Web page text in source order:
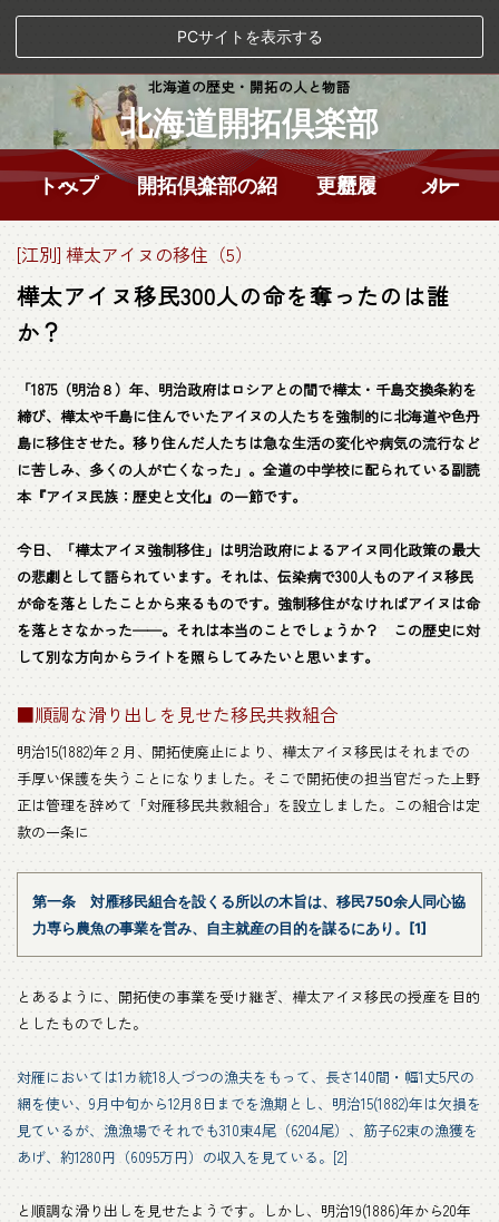
PCサイトを表示する
北海道の歴史・開拓の人と物語
北海道開拓倶楽部
トップへ 開拓倶楽部の紹介 更新履歴 メール
[江別] 樺太アイヌの移住（5）
樺太アイヌ移民300人の命を奪ったのは誰
か？
「1875（明治８）年、明治政府はロシアとの間で樺太・千島交換条約を
締び、樺太や千島に住んでいたアイヌの人たちを強制的に北海道や色丹
島に移住させた。移り住んだ人たちは急な生活の変化や病気の流行など
に苦しみ、多くの人が亡くなった」。全道の中学校に配られている副読
本『アイヌ民族：歴史と文化』の一節です。
今日、「樺太アイヌ強制移住」は明治政府によるアイヌ同化政策の最大
の悲劇として語られています。それは、伝染病で300人ものアイヌ移民
が命を落としたことから来るものです。強制移住がなければアイヌは命
を落とさなかった──。それは本当のことでしょうか？ この歴史に対
して別な方向からライトを照らしてみたいと思います。
■順調な滑り出しを見せた移民共救組合
明治15(1882)年２月、開拓使廃止により、樺太アイヌ移民はそれまでの
手厚い保護を失うことになりました。そこで開拓使の担当官だった上野
正は管理を辞めて「対雁移民共救組合」を設立しました。この組合は定
款の一条に
第一条 対雁移民組合を設くる所以の木旨は、移民750余人同心協
力専ら農魚の事業を営み、自主就産の目的を謀るにあり。[1]
とあるように、開拓使の事業を受け継ぎ、樺太アイヌ移民の授産を目的
としたものでした。
対雁においては1カ統18人づつの漁夫をもって、長さ140間・幅1丈5尺の
網を使い、9月中旬から12月8日までを漁期とし、明治15(1882)年は欠損を
見ているが、漁漁場でそれでも310束4尾（6204尾）、筋子62束の漁獲を
あげ、約1280円（6095万円）の収入を見ている。[2]
と順調な滑り出しを見せたようです。しかし、明治19(1886)年から20年